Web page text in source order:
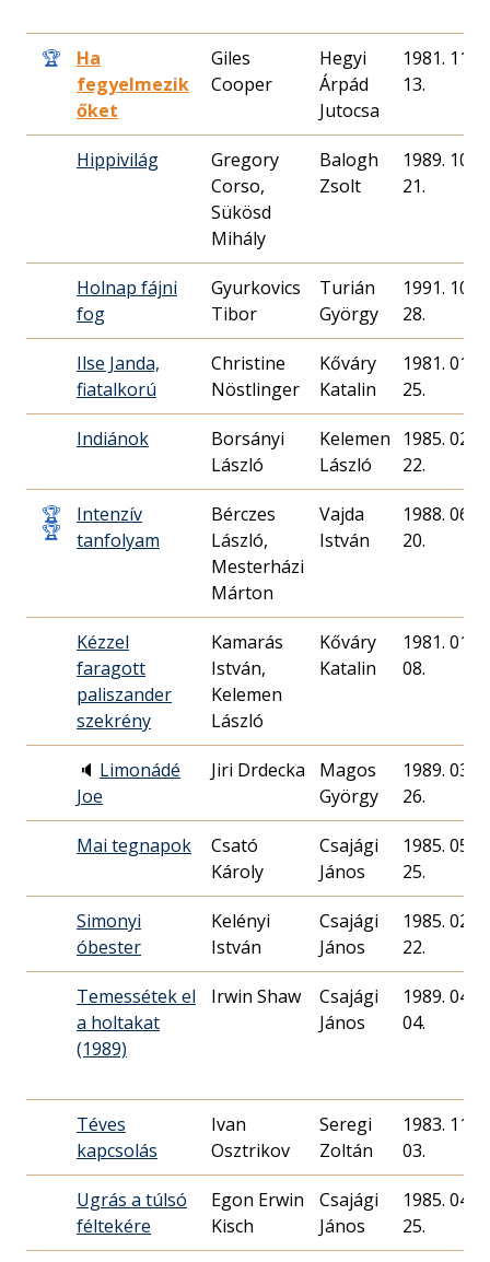
🏆
Ha
fegyelmezik
őket
Giles
Cooper
Hegyi
Árpád
Jutocsa
1981. 11.
13.
Hippivilág
Gregory
Corso,
Sükösd
Mihály
Balogh
Zsolt
1989. 10.
21.
Holnap fájni
fog
Gyurkovics
Tibor
Turián
György
1991. 10.
28.
Ilse Janda,
fiatalkorú
Christine
Nöstlinger
Kőváry
Katalin
1981. 01.
25.
Indiánok
Borsányi
László
Kelemen
László
1985. 02.
22.
🏆
🏆
Intenzív
tanfolyam
Bérczes
László,
Mesterházi
Márton
Vajda
István
1988. 06.
20.
Kézzel
faragott
paliszander
szekrény
Kamarás
István,
Kelemen
László
Kőváry
Katalin
1981. 01.
08.
🔈 Limonádé
Joe
Jiri Drdecka
Magos
György
1989. 03.
26.
Mai tegnapok
Csató
Károly
Csajági
János
1985. 05.
25.
Simonyi
óbester
Kelényi
István
Csajági
János
1985. 02.
22.
Temessétek el
a holtakat
(1989)
Irwin Shaw
Csajági
János
1989. 04.
04.
Téves
kapcsolás
Ivan
Osztrikov
Seregi
Zoltán
1983. 11.
03.
Ugrás a túlsó
féltekére
Egon Erwin
Kisch
Csajági
János
1985. 04.
25.